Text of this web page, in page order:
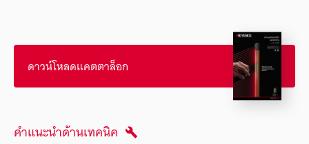
ดาวน์โหลดแคตตาล็อก
คำแนะนำด้านเทคนิค